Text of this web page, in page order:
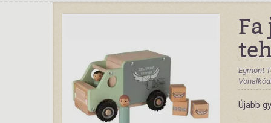
Egmont
Újabb